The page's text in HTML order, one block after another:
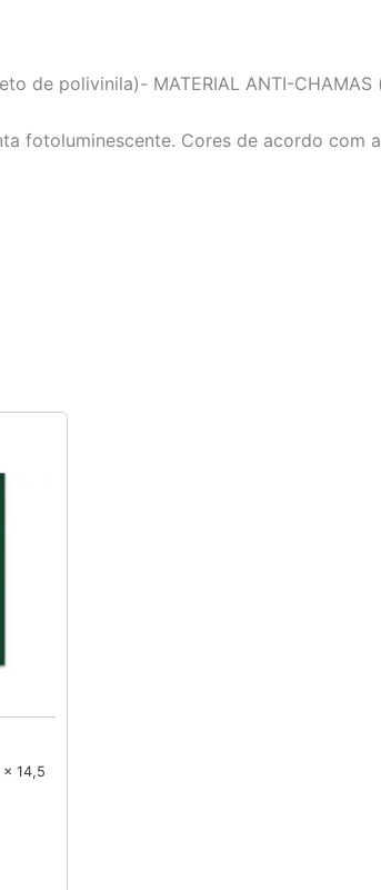
de polivinila)- MATERIAL ANTI-
fotoluminescente. Cores de acordo com
x 14,5